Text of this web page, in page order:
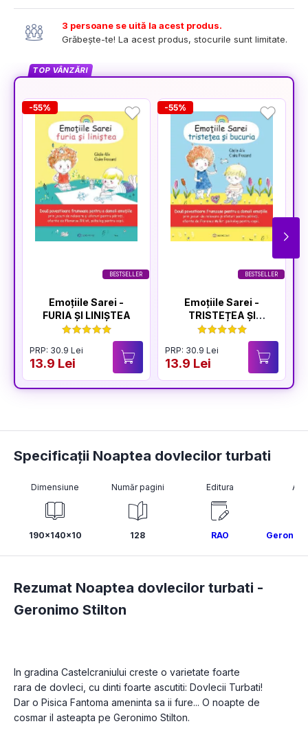
3 persoane se uită la acest produs.
Grăbește-te! La acest produs, stocurile sunt limitate.
TOP VÂNZĂRI
BESTSELLER
-55%
Emoțiile Sarei -
FURIA ȘI LINIȘTEA
PRP: 30.9 Lei
13.9 Lei
BESTSELLER
-55%
Emoțiile Sarei -
TRISTEȚEA ȘI
BUCURIA
PRP: 30.9 Lei
13.9 Lei
Specificații Noaptea dovlecilor turbati
Dimensiune
190x140x10
Număr pagini
128
Editura
RAO
Rezumat Noaptea dovlecilor turbati -
Geronimo Stilton
In gradina Castelcraniului creste o varietate foarte
rara de dovleci, cu dinti foarte ascutiti: Dovlecii Turbati!
Dar o Pisica Fantoma ameninta sa ii fure... O noapte de
cosmar il asteapta pe Geronimo Stilton.